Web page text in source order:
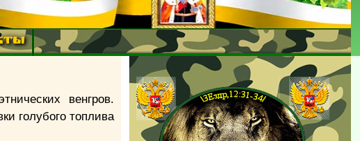
венгров.
голубого топлива